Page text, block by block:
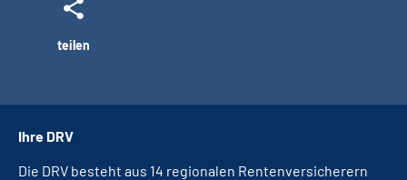
teilen
Ihre DRV
Die DRV besteht aus 14 regionalen Rentenversicherern